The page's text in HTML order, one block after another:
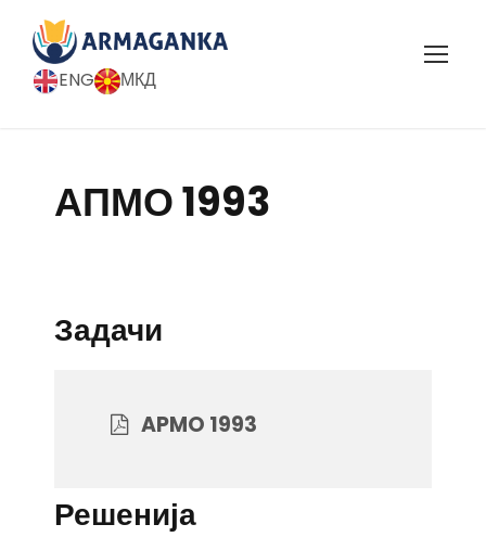
ENG МКД
АПМО 1993
Задачи
APMO 1993
Решенија